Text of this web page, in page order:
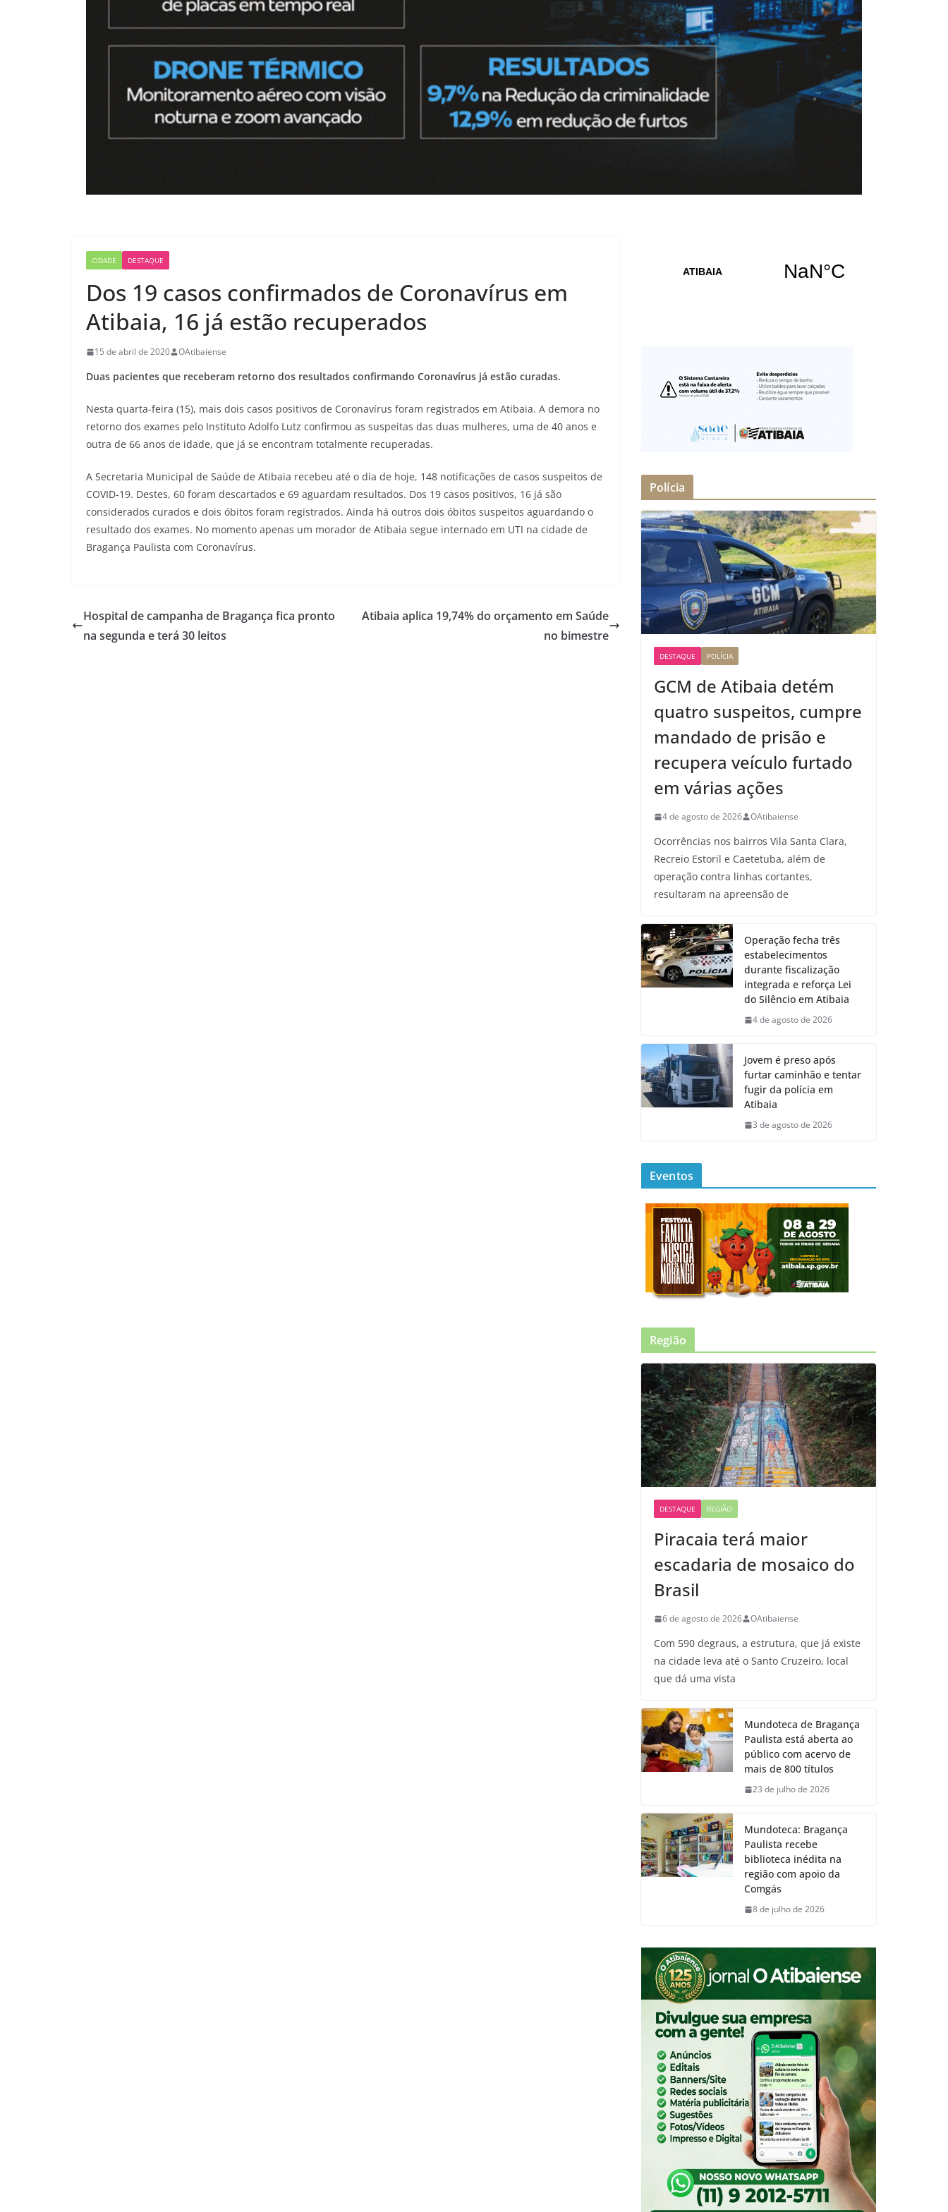
CIDADE DESTAQUE
Dos 19 casos confirmados de Coronavírus em
Atibaia, 16 já estão recuperados
15 de abril de 2020 OAtibaiense
Duas pacientes que receberam retorno dos resultados confirmando Coronavírus já estão curadas.
Nesta quarta-feira (15), mais dois casos positivos de Coronavírus foram registrados em Atibaia. A demora no
retorno dos exames pelo Instituto Adolfo Lutz confirmou as suspeitas das duas mulheres, uma de 40 anos e
outra de 66 anos de idade, que já se encontram totalmente recuperadas.
A Secretaria Municipal de Saúde de Atibaia recebeu até o dia de hoje, 148 notificações de casos suspeitos de
COVID-19. Destes, 60 foram descartados e 69 aguardam resultados. Dos 19 casos positivos, 16 já são
considerados curados e dois óbitos foram registrados. Ainda há outros dois óbitos suspeitos aguardando o
resultado dos exames. No momento apenas um morador de Atibaia segue internado em UTI na cidade de
Bragança Paulista com Coronavírus.
Hospital de campanha de Bragança fica pronto
na segunda e terá 30 leitos
Atibaia aplica 19,74% do orçamento em Saúde
no bimestre
Polícia
DESTAQUE POLÍCIA
GCM de Atibaia detém
quatro suspeitos, cumpre
mandado de prisão e
recupera veículo furtado
em várias ações
4 de agosto de 2026 OAtibaiense
Ocorrências nos bairros Vila Santa Clara,
Recreio Estoril e Caetetuba, além de
operação contra linhas cortantes,
resultaram na apreensão de
Operação fecha três
estabelecimentos
durante fiscalização
integrada e reforça Lei
do Silêncio em Atibaia
4 de agosto de 2026
Jovem é preso após
furtar caminhão e tentar
fugir da polícia em
Atibaia
3 de agosto de 2026
Eventos
Região
DESTAQUE REGIÃO
Piracaia terá maior
escadaria de mosaico do
Brasil
6 de agosto de 2026 OAtibaiense
Com 590 degraus, a estrutura, que já existe
na cidade leva até o Santo Cruzeiro, local
que dá uma vista
Mundoteca de Bragança
Paulista está aberta ao
público com acervo de
mais de 800 títulos
23 de julho de 2026
Mundoteca: Bragança
Paulista recebe
biblioteca inédita na
região com apoio da
Comgás
8 de julho de 2026